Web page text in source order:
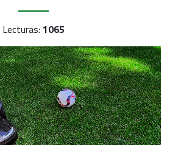
Lecturas: 1065